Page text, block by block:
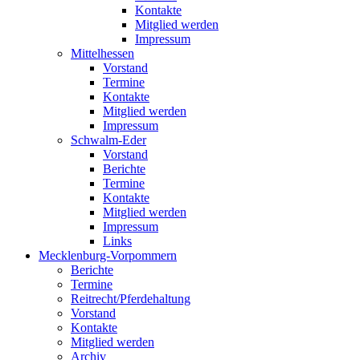
Kontakte
Mitglied werden
Impressum
Mittelhessen
Vorstand
Termine
Kontakte
Mitglied werden
Impressum
Schwalm-Eder
Vorstand
Berichte
Termine
Kontakte
Mitglied werden
Impressum
Links
Mecklenburg-Vorpommern
Berichte
Termine
Reitrecht/Pferdehaltung
Vorstand
Kontakte
Mitglied werden
Archiv